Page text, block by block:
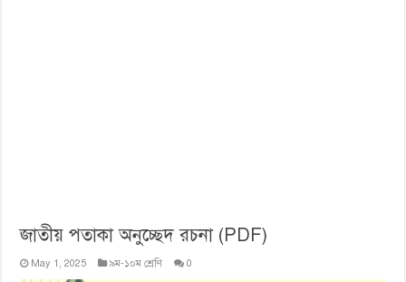
জাতীয় পতাকা অনুচ্ছেদ রচনা (PDF)
May 1, 2025 ৯ম-১০ম শ্রেণি 0